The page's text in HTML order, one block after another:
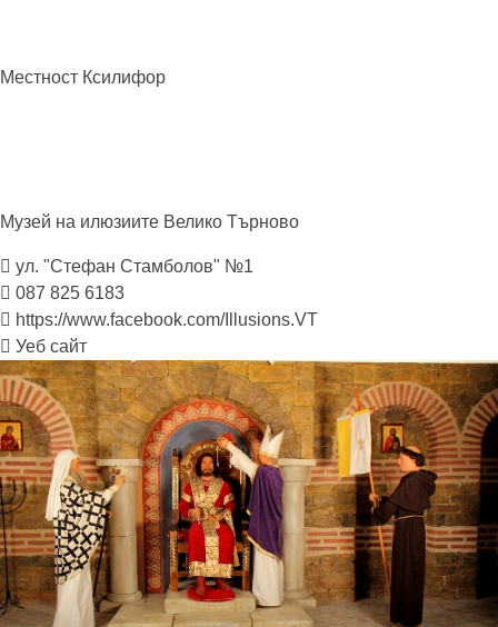
Местност Ксилифор
Музей на илюзиите Велико Търново
ул. "Стефан Стамболов" №1
087 825 6183
https://www.facebook.com/Illusions.VT
Уеб сайт